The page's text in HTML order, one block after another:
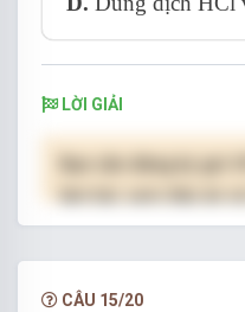
LỜI GIẢI
hạn.
CÂU 15/20